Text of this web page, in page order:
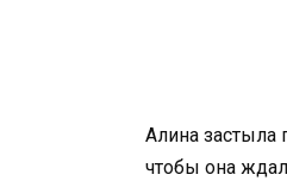
Алина застыла
чтобы она